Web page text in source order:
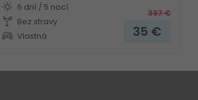
6 dní / 5 nocí
Bez stravy
Vlastná
397€
35 €